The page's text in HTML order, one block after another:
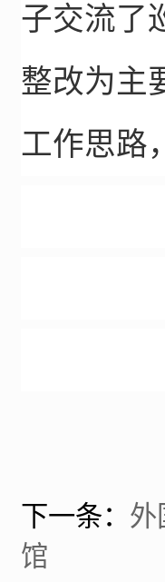
子交流了
整改为主
工作思路
下一条： 外
馆